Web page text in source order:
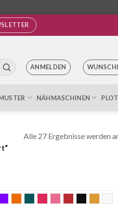
ANMELDEN
NÄHMASCHINEN
Alle 27 Ergebnisse werden